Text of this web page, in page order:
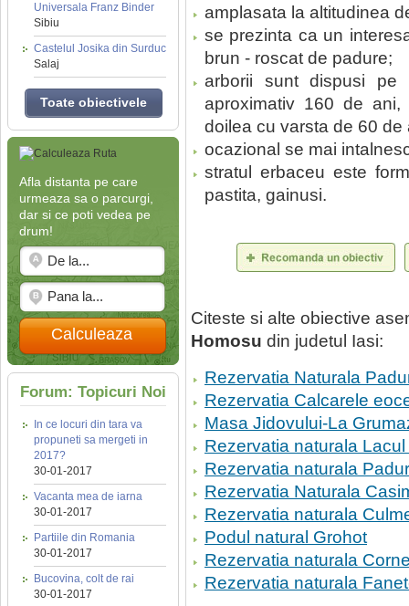
Universala Franz Binder
Sibiu
Castelul Josika din Surduc
Salaj
Toate obiectivele
Afla distanta pe care
urmeaza sa o parcurgi,
dar si ce poti vedea pe
drum!
Calculeaza
Forum: Topicuri Noi
In ce locuri din tara va
propuneti sa mergeti in
2017?
30-01-2017
Vacanta mea de iarna
30-01-2017
Partiile din Romania
30-01-2017
Bucovina, colt de rai
30-01-2017
amplasata la altitudinea
se prezinta ca un
brun - roscat de padure;
arborii sunt dispusi
aproximativ 160 de
doilea cu varsta de 60 de
ocazional se mai
stratul erbaceu este
pastita, gainusi.
Citeste si alte obiective
Homosu din judetul Iasi:
Rezervatia Naturala
Rezervatia Calcarele
Masa Jidovului-La
Rezervatia naturala
Rezervatia naturala
Rezervatia Naturala
Rezervatia naturala
Podul natural Grohot
Rezervatia naturala
Rezervatia naturala